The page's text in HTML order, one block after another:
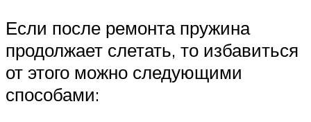
Если после ремонта пружина
продолжает слетать, то избавиться
от этого можно следующими
способами: